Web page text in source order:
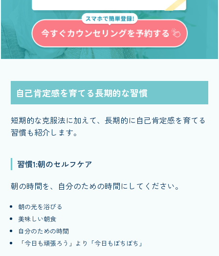
自己肯定感を育てる長期的な習慣
短期的な克服法に加えて、長期的に自己肯定感を育てる
習慣も紹介します。
習慣1:朝のセルフケア
朝の時間を、自分のための時間にしてください。
朝の光を浴びる
美味しい朝食
自分のための時間
「今日も頑張ろう」より「今日もぼちぼち」